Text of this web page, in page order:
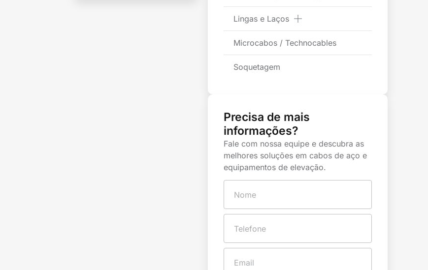
Lingas e Laços
Microcabos / Technocables
Soquetagem
Precisa de mais
informações?
Fale com nossa equipe e descubra as
melhores soluções em cabos de aço e
equipamentos de elevação.